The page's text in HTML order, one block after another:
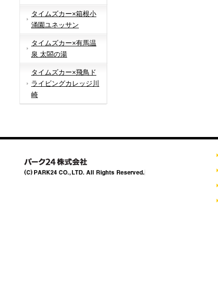
タイムズカー×箱根小
涌園ユネッサン
タイムズカー×有馬温
泉 太閤の湯
タイムズカー×飛鳥ド
ライビングカレッジ川
崎